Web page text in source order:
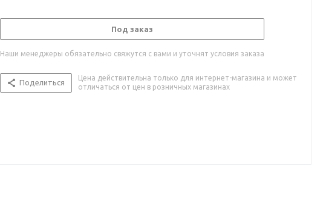
Под заказ
Наши менеджеры обязательно свяжутся с вами и уточнят условия заказа
Поделиться
Цена действительна только для интернет-магазина и может
отличаться от цен в розничных магазинах